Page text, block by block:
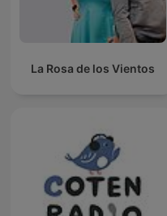
La Rosa de los Vientos